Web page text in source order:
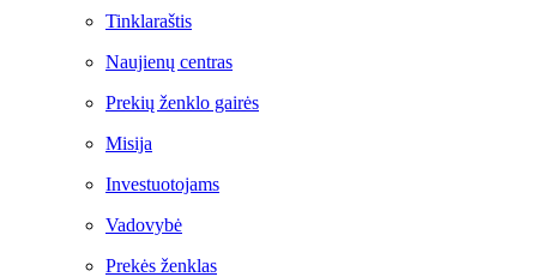
Tinklaraštis
Naujienų centras
Prekių ženklo gairės
Misija
Investuotojams
Vadovybė
Prekės ženklas